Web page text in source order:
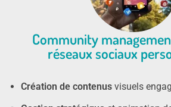
Community
réseaux sociaux
Création de contenus visuels